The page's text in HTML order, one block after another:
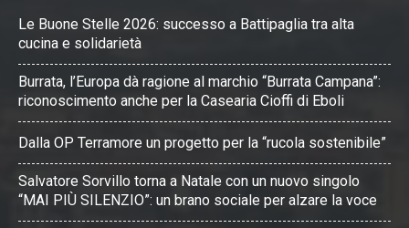
Le Buone Stelle 2026: successo a Battipaglia tra alta
cucina e solidarietà
Burrata, l’Europa dà ragione al marchio “Burrata Campana”:
riconoscimento anche per la Casearia Cioffi di Eboli
Dalla OP Terramore un progetto per la “rucola sostenibile”
Salvatore Sorvillo torna a Natale con un nuovo singolo
“MAI PIÙ SILENZIO”: un brano sociale per alzare la voce